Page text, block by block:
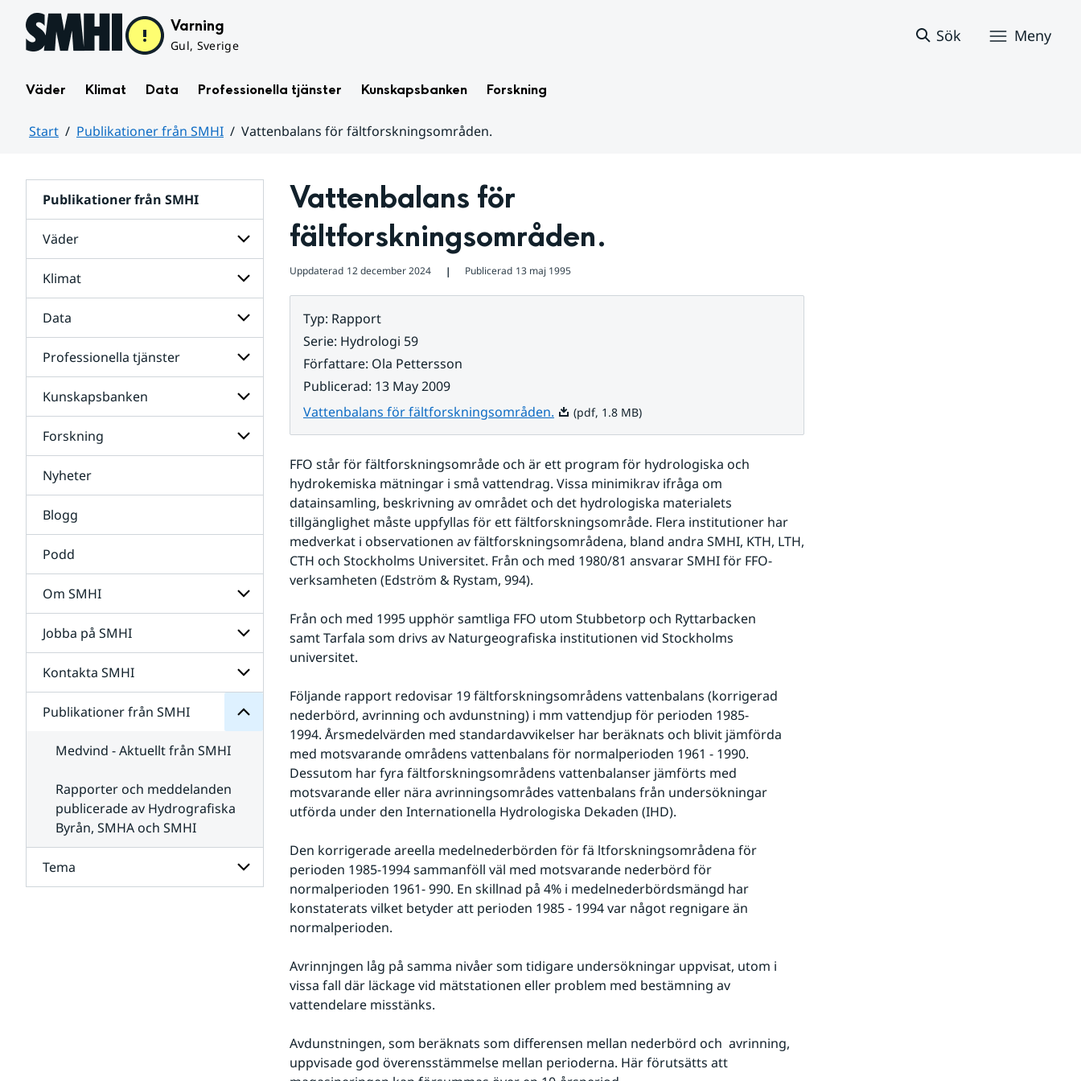
Hoppa till sidans innehåll Varning
Gul, Sverige
Sök Meny
Väder Klimat Data Professionella tjänster Kunskapsbanken Forskning
Start Publikationer från SMHI
Vattenbalans för fältforskningsområden.
Publikationer från SMHI
Väder
Undersidor
för
Väder
Klimat
Undersidor
för
Klimat
Data
Undersidor
för
Data
Professionella tjänster
Undersidor
för
Professionella
tjänster
Kunskapsbanken
Undersidor
för
Kunskapsbanken
Forskning
Undersidor
för
Forskning
Nyheter
Blogg
Podd
Om SMHI
Undersidor
för
Om
SMHI
Jobba på SMHI
Undersidor
för
Jobba
på
Kontakta SMHI
Undersidor
Kontakta
SMHI
Publikationer från SMHI
Undersidor
för
Publikationer
från
SMHI
Medvind - Aktuellt från SMHI
Rapporter och meddelanden
publicerade av Hydrografiska
Byrån, SMHA och SMHI
Tema
Undersidor
Vattenbalans för
fältforskningsområden.
Uppdaterad 12 december 2024 ❘ Publicerad 13 maj 1995
Typ: Rapport
Serie: Hydrologi 59
Författare: Ola Pettersson
Publicerad: 13 May 2009
Vattenbalans för fältforskningsområden.Pdf, 1.8 MB.
(pdf, 1.8 MB)
FFO står för fältforskningsområde och är ett program för hydrologiska och
hydrokemiska mätningar i små vattendrag. Vissa minimikrav ifråga om
datainsamling, beskrivning av området och det hydrologiska materialets
tillgänglighet måste uppfyllas för ett fältforskningsområde. Flera institutioner har
medverkat i observationen av fältforskningsområdena, bland andra SMHI, KTH, LTH,
CTH och Stockholms Universitet. Från och med 1980/81 ansvarar SMHI för FFO-
verksamheten (Edström & Rystam, 994).
Från och med 1995 upphör samtliga FFO utom Stubbetorp och Ryttarbacken
samt Tarfala som drivs av Naturgeografiska institutionen vid Stockholms
universitet.
Följande rapport redovisar 19 fältforskningsområdens vattenbalans (korrigerad
nederbörd, avrinning och avdunstning) i mm vattendjup för perioden 1985-
1994. Årsmedelvärden med standardavvikelser har beräknats och blivit jämförda
med motsvarande områdens vattenbalans för normalperioden 1961 - 1990.
Dessutom har fyra fältforskningsområdens vattenbalanser jämförts med
motsvarande eller nära avrinningsområdes vattenbalans från undersökningar
utförda under den Internationella Hydrologiska Dekaden (IHD).
Den korrigerade areella medelnederbörden för fä ltforskningsområdena för
perioden 1985-1994 sammanföll väl med motsvarande nederbörd för
normalperioden 1961- 990. En skillnad på 4% i medelnederbördsmängd har
konstaterats vilket betyder att perioden 1985 - 1994 var något regnigare än
normalperioden.
Avrinnjngen låg på samma nivåer som tidigare undersökningar uppvisat, utom i
vissa fall där läckage vid mätstationen eller problem med bestämning av
vattendelare misstänks.
Avdunstningen, som beräknats som differensen mellan nederbörd och  avrinning,
uppvisade god överensstämmelse mellan perioderna. Här förutsätts att